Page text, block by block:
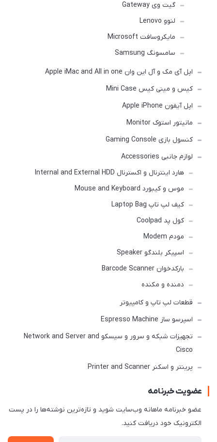
گیت وی Gateway
لنوو Lenovo
مایکروسافت Microsoft
سامسونگ Samsung
اپل آی مک و آل این وان Apple iMac and All in one
کیس و مینی کیس Mini Case
اپل آیفون Apple iPhone
مانیتور استوک Monitor
کنسول بازی Gaming Console
لوازم جانبی Accessories
هارد اینترنال و اکسترنال Internal and External HDD
موس و کیبورد Mouse and Keyboard
کیف لپ تاپ Laptop Bag
کول پد Coolpad
مودم Modem
اسپیکر بلندگو Speaker
بارکدخوان Barcode Scanner
دمنده و مکنده
قطعات لپ تاپ و کامپیوتر
اسپرسو ساز Espresso Machine
تجهیزات شبکه و سرور و سیسکو Network and Server and
Cisco
پرینتر و اسکنر Printer and Scanner
عضویت خبرنامه
عضو خبرنامه ماهانه وب‌سایت شوید و تازه‌ترین نوشته‌ها را در پست
الکترونیک خود دریافت کنید.